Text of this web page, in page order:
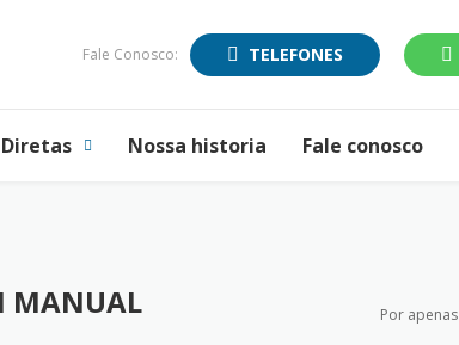
Fale Conosco: TELEFONES
Nossa historia Fale conosco
MANUAL Por apenas